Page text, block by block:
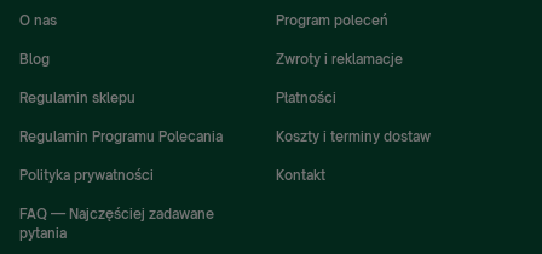
O nas
Blog
Regulamin sklepu
Regulamin Programu Polecania
Polityka prywatności
FAQ — Najczęściej zadawane
pytania
Program poleceń
Zwroty i reklamacje
Płatności
Koszty i terminy dostaw
Kontakt